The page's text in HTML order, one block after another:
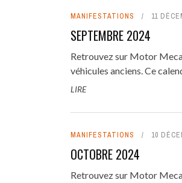
MANIFESTATIONS 11
SEPTEMBRE 2024
Retrouvez sur Motor
véhicules anciens. Ce
LIRE
MANIFESTATIONS 10
OCTOBRE 2024
Retrouvez sur Motor